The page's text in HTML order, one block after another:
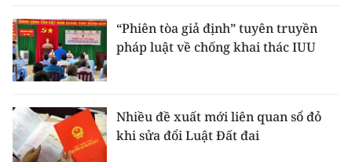
“Phiên tòa giả định” tuyên truyền
pháp luật về chống khai thác IUU
Nhiều đề xuất mới liên quan sổ đỏ
khi sửa đổi Luật Đất đai